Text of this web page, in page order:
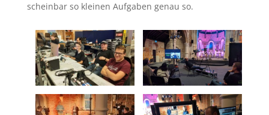
scheinbar so kleinen Aufgaben genau so.